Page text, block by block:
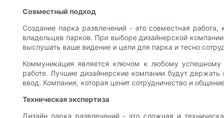
Совместный подход
Создание парка развлечений - это совместная
владельцев парков. При выборе дизайнерской
выслушать ваше видение и цели для парка и тесно
Коммуникация является ключом к любому успешному
работе. Лучшие дизайнерские компании будут
ввод. Компания, которая ценит сотрудничество и
Техническая экспертиза
Дизайн парка развлечений - это сложная и